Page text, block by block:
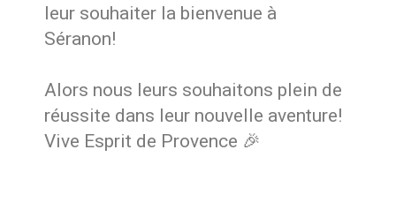
leur souhaiter la bienvenue à
Séranon!
Alors nous leurs souhaitons plein de
réussite dans leur nouvelle aventure!
Vive Esprit de Provence 🎉